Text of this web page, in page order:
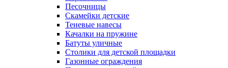
Песочницы
Скамейки детские
Теневые навесы
Качалки на пружине
Батуты уличные
Столики для детской площадки
Газонные ограждения